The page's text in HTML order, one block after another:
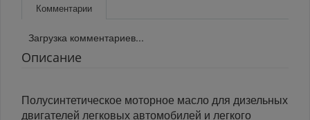
Комментарии
Загрузка комментариев...
Описание
Полусинтетическое моторное масло для дизельных
двигателей легковых автомобилей и легкого